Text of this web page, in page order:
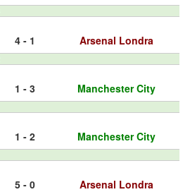
4 - 1 Arsenal Londra
1 - 3 Manchester City
1 - 2 Manchester City
5 - 0 Arsenal Londra